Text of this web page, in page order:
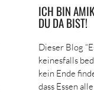
ICH BIN
DU DA BIST!
Dieser Blog
keinesfalls
kein Ende
dass Essen